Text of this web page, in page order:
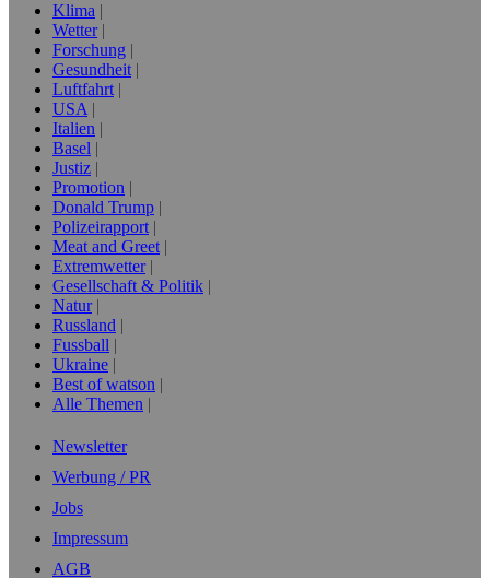
Klima
Wetter
Forschung
Gesundheit
Luftfahrt
USA
Italien
Basel
Justiz
Promotion
Donald Trump
Polizeirapport
Meat and Greet
Extremwetter
Gesellschaft & Politik
Natur
Russland
Fussball
Ukraine
Best of watson
Alle Themen
Newsletter
Werbung / PR
Jobs
Impressum
AGB